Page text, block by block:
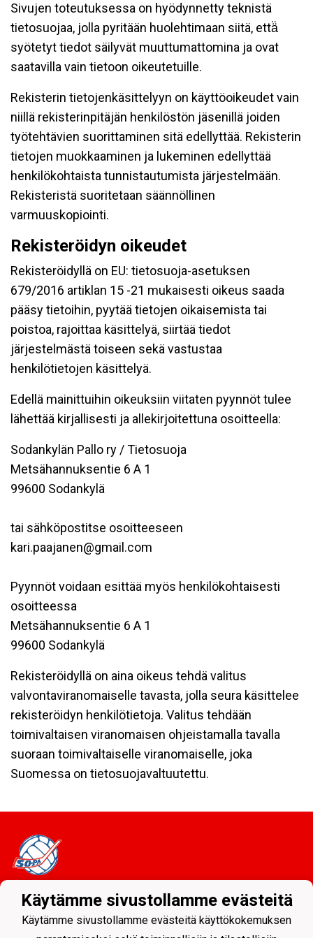
Sivujen toteutuksessa on hyödynnetty teknistä
tietosuojaa, jolla pyritään huolehtimaan siitä, että̈
syötetyt tiedot säilyvät muuttumattomina ja ovat
saatavilla vain tietoon oikeutetuille.
Rekisterin tietojenkäsittelyyn on käyttöoikeudet vain
niillä rekisterinpitäjän henkilöstön jäsenillä joiden
työtehtävien suorittaminen sitä edellyttää. Rekisterin
tietojen muokkaaminen ja lukeminen edellyttää
henkilökohtaista tunnistautumista järjestelmään.
Rekisteristä suoritetaan säännöllinen
varmuuskopiointi.
Rekisteröidyn oikeudet
Rekisteröidyllä on EU: tietosuoja-asetuksen
679/2016 artiklan 15 -21 mukaisesti oikeus saada
pääsy tietoihin, pyytää tietojen oikaisemista tai
poistoa, rajoittaa käsittelyä, siirtää tiedot
järjestelmästä toiseen sekä vastustaa
henkilötietojen käsittelyä.
Edellä mainittuihin oikeuksiin viitaten pyynnöt tulee
lähettää kirjallisesti ja allekirjoitettuna osoitteella:
Sodankylän Pallo ry / Tietosuoja
Metsähannuksentie 6 A 1
99600 Sodankylä
tai sähköpostitse osoitteeseen
kari.paajanen@gmail.com
Pyynnöt voidaan esittää myös henkilökohtaisesti
osoitteessa
Metsähannuksentie 6 A 1
99600 Sodankylä
Rekisteröidyllä on aina oikeus tehdä valitus
valvontaviranomaiselle tavasta, jolla seura käsittelee
rekisteröidyn henkilötietoja. Valitus tehdään
toimivaltaisen viranomaisen ohjeistamalla tavalla
suoraan toimivaltaiselle viranomaiselle, joka
Suomessa on tietosuojavaltuutettu.
Tietosuojaseloste
Käytämme sivustollamme evästeitä
Käytämme sivustollamme evästeitä käyttökokemuksen